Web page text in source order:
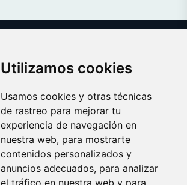
Utilizamos cookies
Usamos cookies y otras técnicas
de rastreo para mejorar tu
experiencia de navegación en
nuestra web, para mostrarte
contenidos personalizados y
anuncios adecuados, para analizar
el tráfico en nuestra web y para